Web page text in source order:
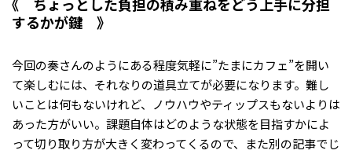
ちょっとした負担の積み重ねをどう上手に分担
するかが鍵
今回の奏さんのようにある程度気軽に”たまにカフェ”を開い
て楽しむには、それなりの道具立てが必要になります。難し
いことは何もないけれど、ノウハウやティップスもないよりは
あった方がいい。課題自体はどのような状態を目指すかによ
って切り取り方が大きく変わってくるので、また別の記事でじ